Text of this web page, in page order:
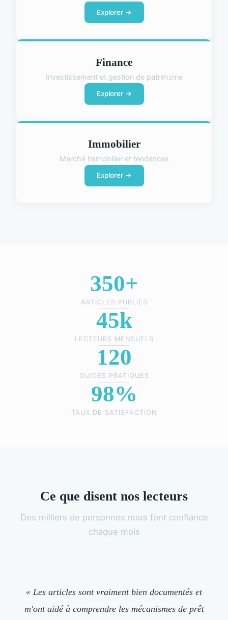
Explorer →
Finance
Investissement et gestion de patrimoine
Explorer →
Immobilier
Marché immobilier et tendances
Explorer →
350+
ARTICLES PUBLIÉS
45k
LECTEURS MENSUELS
120
GUIDES PRATIQUES
98%
TAUX DE SATISFACTION
Ce que disent nos lecteurs
Des milliers de personnes nous font confiance
chaque mois
« Les articles sont vraiment bien documentés et
m'ont aidé à comprendre les mécanismes de prêt